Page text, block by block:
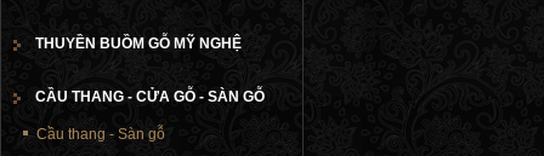
THUYỀN BUỒM GỖ MỸ NGHỆ
CẦU THANG - CỬA GỖ - SÀN GỖ
Cầu thang - Sàn gỗ